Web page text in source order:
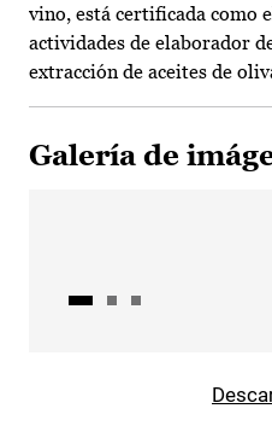
vino, está certificada como
actividades de elaborador
extracción de aceites de
Galería de